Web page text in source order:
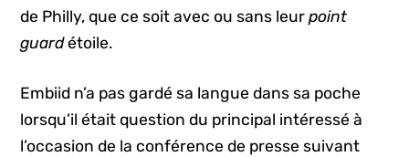
de Philly, que ce soit avec ou sans leurpoint
guardétoile.
Embiid n’a pas gardé sa langue dans sa poche
lorsqu’il était question du principal intéressé à
l’occasion de la conférence de presse suivant